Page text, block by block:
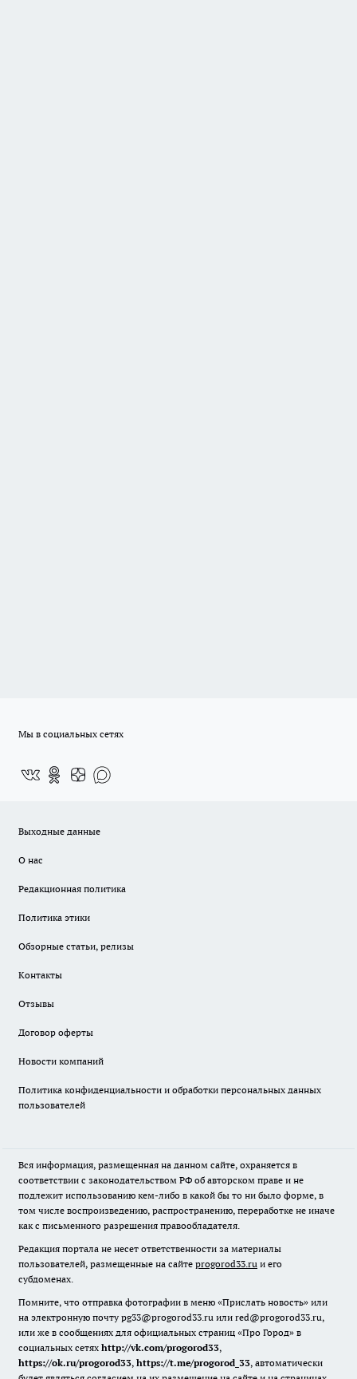
Мы в социальных сетях
Выходные данные
О нас
Редакционная политика
Политика этики
Обзорные статьи, релизы
Контакты
Отзывы
Договор оферты
Новости компаний
Политика конфиденциальности и обработки персональных данных
пользователей
Вся информация, размещенная на данном сайте, охраняется в
соответствии с законодательством РФ об авторском праве и не
подлежит использованию кем-либо в какой бы то ни было форме, в
том числе воспроизведению, распространению, переработке не иначе
как с письменного разрешения правообладателя.
Редакция портала не несет ответственности за материалы
пользователей, размещенные на сайте progorod33.ru и его
субдоменах.
Помните, что отправка фотографии в меню «Прислать новость» или
на электронную почту pg33@progorod33.ru или red@progorod33.ru,
или же в сообщениях для официальных страниц «Про Город» в
социальных сетях http://vk.com/progorod33,
https://ok.ru/progorod33, https://t.me/progorod_33, автоматически